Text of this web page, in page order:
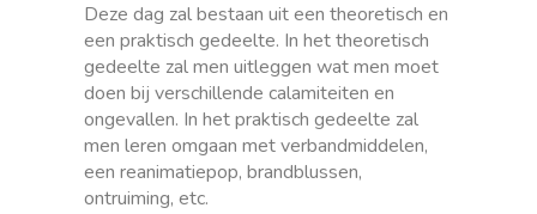
Deze dag zal bestaan uit een theoretisch en
een praktisch gedeelte. In het theoretisch
gedeelte zal men uitleggen wat men moet
doen bij verschillende calamiteiten en
ongevallen. In het praktisch gedeelte zal
men leren omgaan met verbandmiddelen,
een reanimatiepop, brandblussen,
ontruiming, etc.